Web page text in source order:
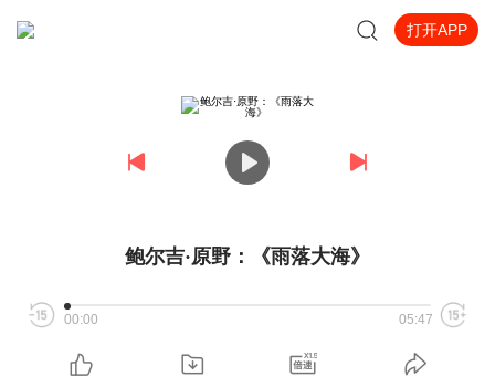
打开APP
鲍尔吉·原野：《雨落大海》
00:00 05:47